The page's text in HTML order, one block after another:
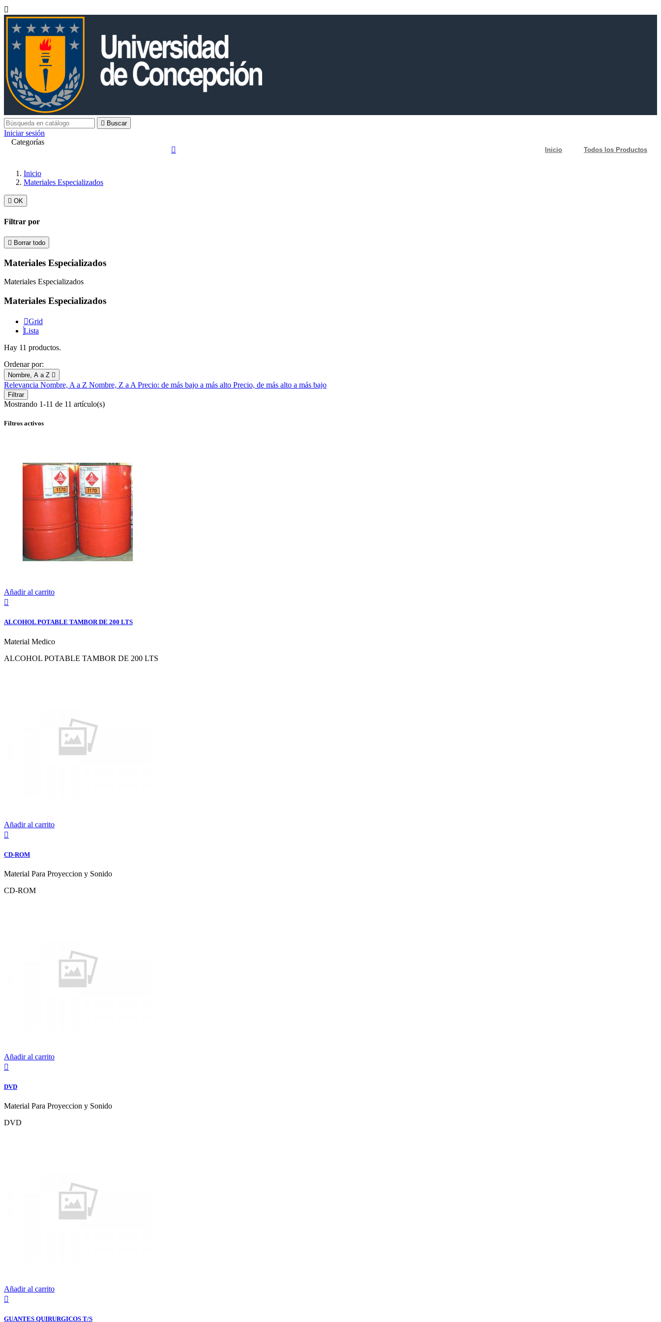

 Buscar
Iniciar sesión
Categorías

Inicio Todos los Productos
Inicio
Materiales Especializados
 OK
Filtrar por
 Borrar todo
Materiales Especializados
Materiales Especializados
Materiales Especializados
Grid
Lista
Hay 11 productos.
Ordenar por:
Nombre, A a Z 
Relevancia Nombre, A a Z Nombre, Z a A Precio: de más bajo a más alto Precio, de más alto a más bajo
Filtrar
Mostrando 1-11 de 11 artículo(s)
Filtros activos
Añadir al carrito

ALCOHOL POTABLE TAMBOR DE 200 LTS
Material Medico
ALCOHOL POTABLE TAMBOR DE 200 LTS
Añadir al carrito

CD-ROM
Material Para Proyeccion y Sonido
CD-ROM
Añadir al carrito

DVD
Material Para Proyeccion y Sonido
DVD
Añadir al carrito

GUANTES QUIRURGICOS T/S